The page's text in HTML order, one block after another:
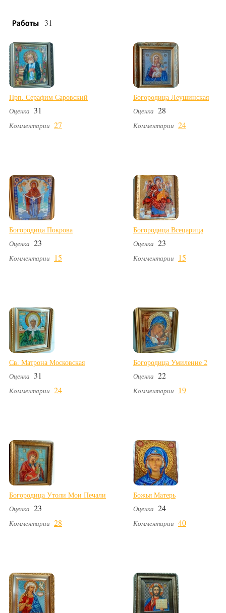
31
Прп. Серафим Саровский
Оценка 31
Комментарии 27
Богородица Леушинская
Оценка 28
Комментарии 24
Богородица Покрова
Оценка 23
Комментарии 15
Богородица Всецарица
Оценка 23
Комментарии 15
Св. Матрона Московская
Оценка 31
Комментарии 24
Богородица Умиление 2
Оценка 22
Комментарии 19
Богородица Утоли Мои Печали
Оценка 23
Комментарии 28
Божья Матерь
Оценка 24
Комментарии 40